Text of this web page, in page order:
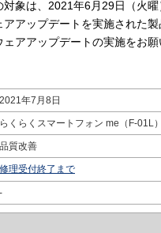
象は、2021年6月29日（火曜
アップデートを実施された
アアップデートの実施をお願
2021年7月8日
らくらくスマートフォン me（F-01L）
品質改善
修理受付終了まで
-